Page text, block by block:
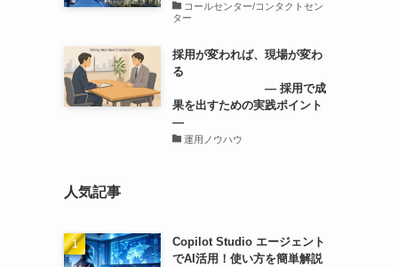
コールセンター/コンタクトセン
ター
採用が変われば、現場が変わ
る
― 採用で成
果を出すための実践ポイント
―
運用ノウハウ
人気記事
Copilot Studio エージェント
でAI活用！使い方を簡単解説